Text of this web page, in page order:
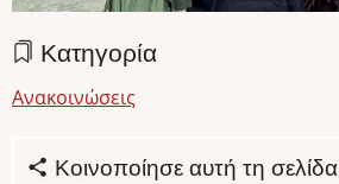
Κατηγορία
Ανακοινώσεις
Κοινοποίησε αυτή τη σελίδα